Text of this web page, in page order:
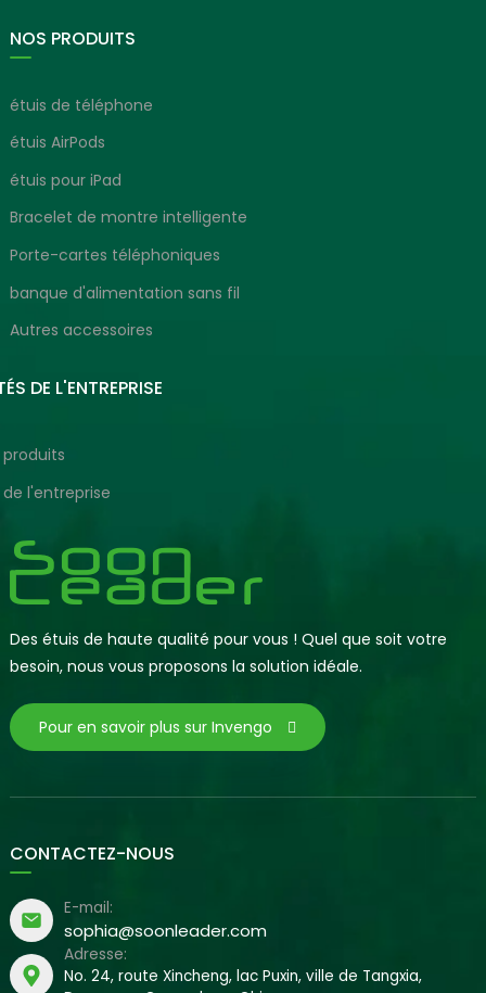
NOS PRODUITS
étuis de téléphone
étuis AirPods
étuis pour iPad
Bracelet de montre intelligente
Porte-cartes téléphoniques
banque d'alimentation sans fil
Autres accessoires
DE L'ENTREPRISE
l'entreprise
Des étuis de haute qualité pour vous ! Quel que soit votre
besoin, nous vous proposons la solution idéale.
Pour en savoir plus sur Invengo
CONTACTEZ-NOUS
E-mail:
sophia@soonleader.com
Adresse:
No. 24, route Xincheng, lac Puxin, ville de Tangxia,